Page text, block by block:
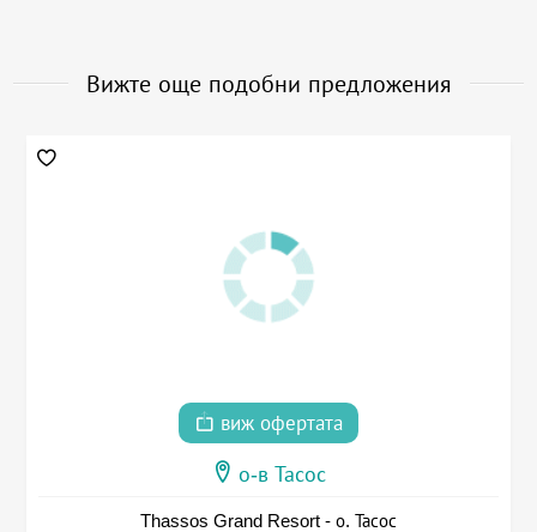
Вижте още подобни предложения
виж офертата
о-в Тасос
Thassos Grand Resort - о. Тасос